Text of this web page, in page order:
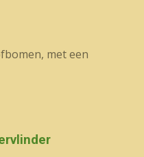
met een